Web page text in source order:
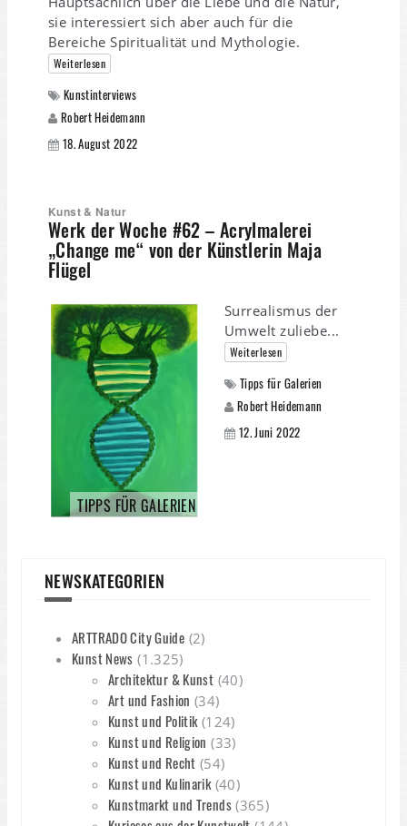
sie interessiert sich aber auch für die
Bereiche Spiritualität und Mythologie.
Weiterlesen
Kunstinterviews
Robert Heidemann
18. August 2022
Kunst & Natur
Werk der Woche #62 – Acrylmalerei
„Change me“ von der Künstlerin Maja
Flügel
TIPPS FÜR GALERIEN
Surrealismus der
Umwelt zuliebe...
Weiterlesen
Tipps für Galerien
Robert Heidemann
12. Juni 2022
NEWSKATEGORIEN
ARTTRADO City Guide (2)
Kunst News (1.325)
Architektur & Kunst (40)
Art und Fashion (34)
Kunst und Politik(124)
Kunst und Religion (33)
Kunst und Recht (54)
Kunst und Kulinarik(40)
Kunstmarkt und Trends(365)